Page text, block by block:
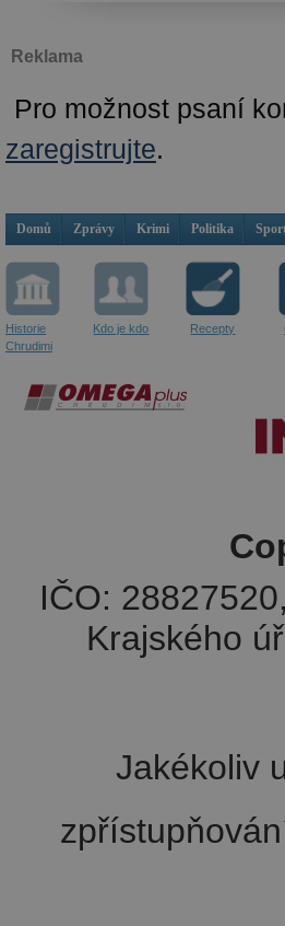
Reklama
Pro možnost psaní
zaregistrujte.
Domů Zprávy Krimi Politika
Historie
Chrudimi
Kdo je kdo Recepty
IČO:
Krajského
Jakékoliv